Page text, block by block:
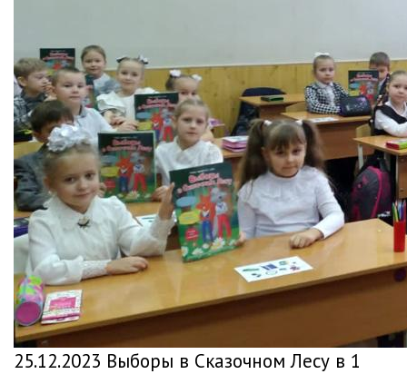
25.12.2023 Выборы в Сказочном Лесу в 1